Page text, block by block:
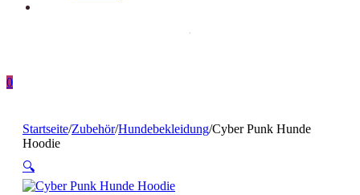
0
Startseite/Zubehör/Hundebekleidung/Cyber Punk Hunde
Hoodie
🔍